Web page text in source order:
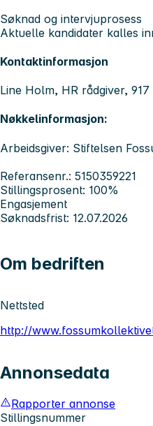
Søknad og intervjuprosess
Aktuelle kandidater kalles
Kontaktinformasjon
Line Holm, HR rådgiver, 917
Nøkkelinformasjon:
Arbeidsgiver: Stiftelsen
Referansenr.: 5150359221
Stillingsprosent: 100%
Engasjement
Søknadsfrist: 12.07.2026
Om bedriften
Nettsted
http://
Annonsedata
Rapporter annonse
Stillingsnummer